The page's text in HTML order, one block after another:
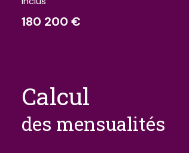
180 200 €
calcul
des mensualités